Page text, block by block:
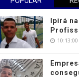
Ipirá
10:13:00